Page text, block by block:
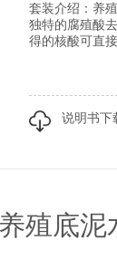
套装介绍：养
独特的腐殖酸
得的核酸可直
说明书下
养殖底泥